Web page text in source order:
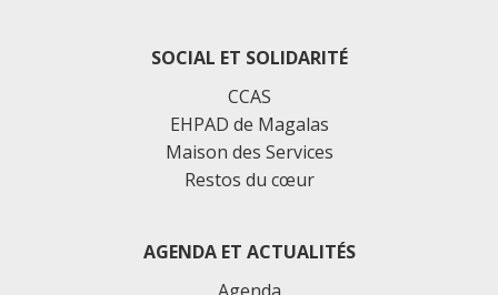
SOCIAL ET SOLIDARITÉ
CCAS
EHPAD de Magalas
Maison des Services
Restos du cœur
AGENDA ET ACTUALITÉS